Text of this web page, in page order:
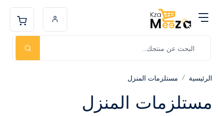
الرئيسية مستلزمات المنزل
مستلزمات المنزل